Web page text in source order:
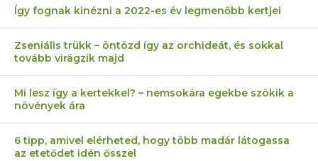
Így fognak kinézni a 2022-es év legmenőbb kertjei
Zseniális trükk – öntözd így az orchideát, és sokkal
tovább virágzik majd
Mi lesz így a kertekkel? – nemsokára egekbe szökik a
növények ára
6 tipp, amivel elérheted, hogy több madár látogassa
az etetődet idén ősszel